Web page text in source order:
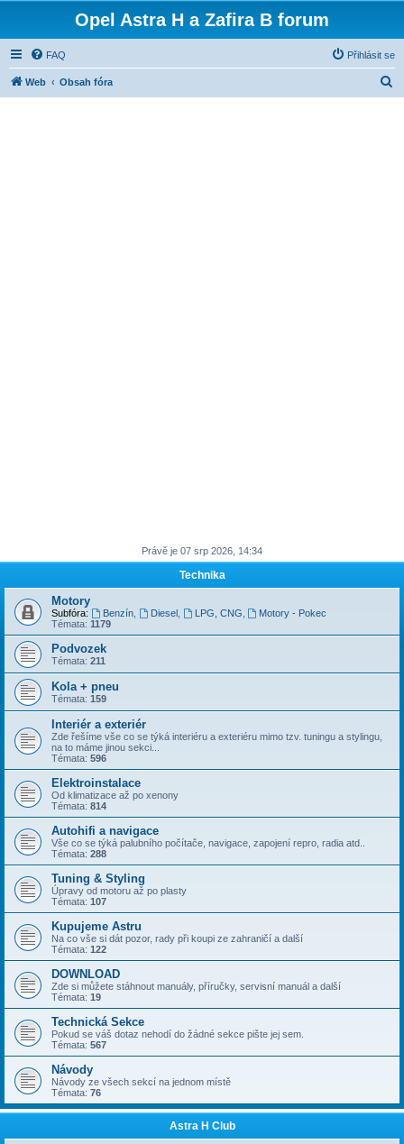
Opel Astra H a Zafira B forum
FAQ Přihlásit se
Web Obsah fóra
Právě je 07 srp 2026, 14:34
Technika
Motory
Subfóra: Benzín, Diesel, LPG, CNG
Motory - Pokec
Témata: 1179
Podvozek
Témata: 211
Kola + pneu
Témata: 159
Interiér a exteriér
Zde řešíme vše co se týká interiéru a exteriéru mimo tzv. tuningu a stylingu,
na to máme jinou sekci...
Témata: 596
Elektroinstalace
Od klimatizace až po xenony
Témata: 814
Autohifi a navigace
Vše co se týká palubního počítače, navigace, zapojení repro, radia atd..
Témata: 288
Tuning & Styling
Úpravy od motoru až po plasty
Témata: 107
Kupujeme Astru
Na co vše si dát pozor, rady při koupi ze zahraničí a další
Témata: 122
DOWNLOAD
Zde si můžete stáhnout manuály, příručky, servisní manuál a další
Témata: 19
Technická Sekce
Pokud se váš dotaz nehodí do žádné sekce pište jej sem.
Témata: 567
Návody
Návody ze všech sekcí na jednom místě
Témata: 76
Astra H Club